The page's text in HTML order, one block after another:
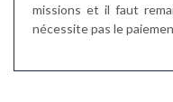
missions et il faut
nécessite pas le